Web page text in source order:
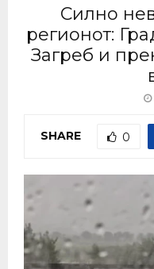
Силно
регионот:
Загреб и
SHARE 0